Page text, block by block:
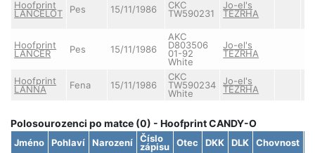
Hoofprint
LANCELOT Pes 15/11/1986 CKC
TW590231
Jo-el's
TEZRHA
Hoofprint
LANCER Pes 15/11/1986
AKC
D803506
01-92
White
Jo-el's
TEZRHA
Hoofprint
LANNA Fena 15/11/1986
CKC
TW590234
White
Jo-el's
TEZRHA
Polosourozenci po matce (0) - Hoofprint CANDY-O
Jméno Pohlaví Narození Číslo
zápisu Otec DKK DLK Chovnost